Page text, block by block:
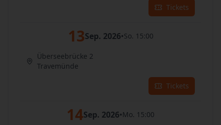
Tickets
13Sep. 2026•So. 15:00
Überseebrücke 2
Travemünde
Tickets
14Sep. 2026•Mo. 15:00